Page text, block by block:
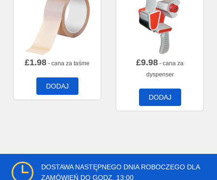
£1.98 - cana za taśme
DODAJ
£9.98 - cana za
dyspenser
DODAJ
DOSTAWA NASTĘPNEGO DNIA ROBOCZEGO DLA
ZAMÓWIEŃ DO GODZ. 13:00